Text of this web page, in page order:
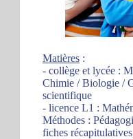
Matières :
- collège et lycée :
Chimie / Biologie /
scientifique
- licence L1 :
Méthodes :
fiches